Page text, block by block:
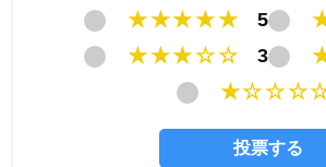
★★★★★ 5
★★★☆☆
3